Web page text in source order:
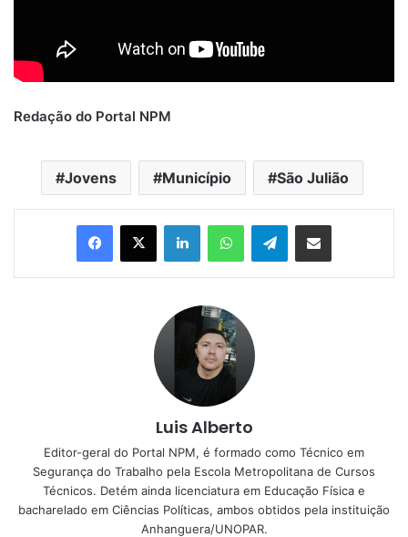
Redação do Portal NPM
Jovens Município São Julião
Telegram
Luis Alberto
Editor-geral do Portal NPM, é formado como Técnico em
Segurança do Trabalho pela Escola Metropolitana de Cursos
Técnicos. Detém ainda licenciatura em Educação Física e
bacharelado em Ciências Políticas, ambos obtidos pela instituição
Anhanguera/UNOPAR.